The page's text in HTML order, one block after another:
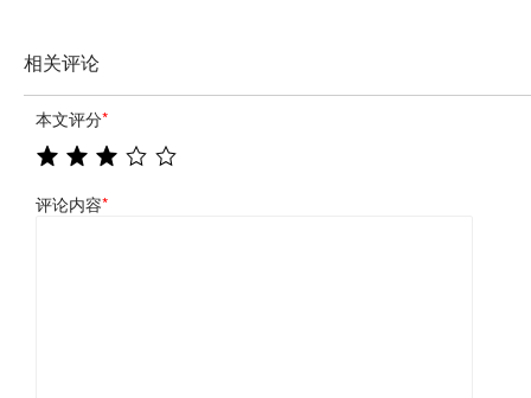
相关评论
本文评分*
评论内容*